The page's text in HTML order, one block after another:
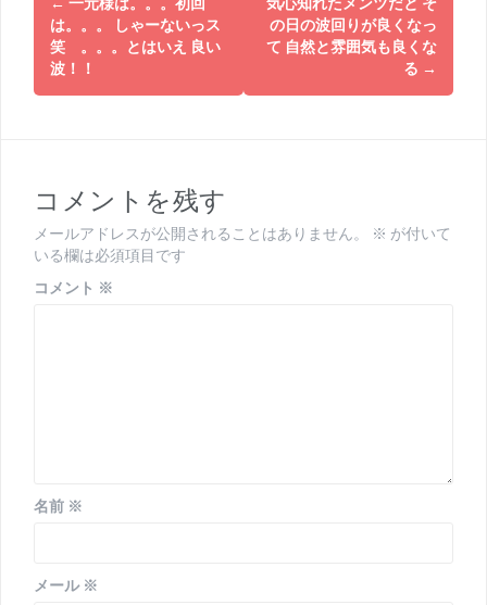
稿
ナ
ビ
ー
シ
ョ
ン
は。。。 しゃーないっス
笑 。。。とはいえ 良い
波！！
の日の波回りが良くなっ
て 自然と雰囲気も良くな
る →
コメントを残す
メールアドレスが公開されることはありません。 ※ が付いて
いる欄は必須項目です
コメント ※
名前 ※
メール ※